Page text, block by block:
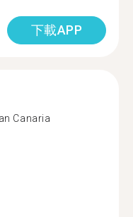
下載APP
Canaria